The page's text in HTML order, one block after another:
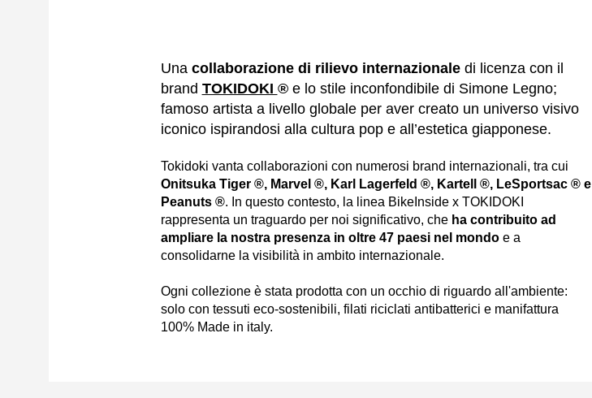
Una collaborazione di rilievo internazionaledi licenza con il
brand TOKIDOKI ®e lo stile inconfondibile di Simone Legno;
famoso artista a livello globale per aver creato un universo visivo
iconico ispirandosi alla cultura pop e all’estetica giapponese.
Tokidoki vanta collaborazioni con numerosi brand internazionali, tra cui
Onitsuka Tiger ®, Marvel ®, Karl Lagerfeld ®, Kartell ®, LeSportsac ® e
Peanuts ®. In questo contesto, la linea BikeInside x TOKIDOKI
rappresenta un traguardo per noi significativo, che ha contribuito ad
ampliare la nostra presenza in oltre 47 paesi nel mondoe a
consolidarne la visibilità in ambito internazionale.
Ogni collezione è stata prodotta con un occhio di riguardo all'ambiente:
solo con tessuti eco-sostenibili, filati riciclati antibatterici e manifattura
100% Made in italy.